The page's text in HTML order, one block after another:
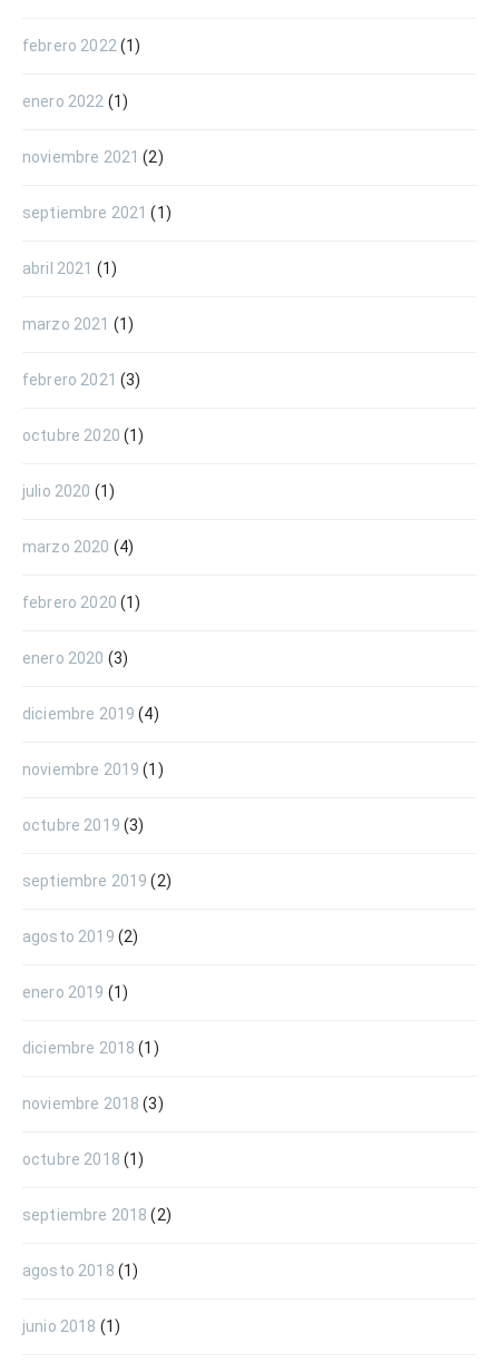
febrero 2022 (1)
enero 2022 (1)
noviembre 2021 (2)
septiembre 2021 (1)
abril 2021 (1)
marzo 2021 (1)
febrero 2021 (3)
octubre 2020 (1)
julio 2020 (1)
marzo 2020 (4)
febrero 2020 (1)
enero 2020 (3)
diciembre 2019 (4)
noviembre 2019 (1)
octubre 2019 (3)
septiembre 2019 (2)
agosto 2019 (2)
enero 2019 (1)
diciembre 2018 (1)
noviembre 2018 (3)
octubre 2018 (1)
septiembre 2018 (2)
agosto 2018 (1)
junio 2018 (1)